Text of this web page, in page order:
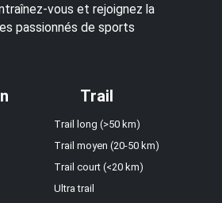
vous et rejoignez la
passionnés de sports
Trail
Trail long (>50 km)
Trail moyen (20-50 km)
Trail court (<20 km)
Ultra trail